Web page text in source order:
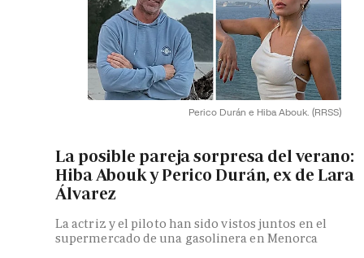
Perico Durán e Hiba Abouk. (RRSS)
La posible pareja sorpresa del verano:
Hiba Abouk y Perico Durán, ex de Lara
Álvarez
La actriz y el piloto han sido vistos juntos en el
supermercado de una gasolinera en Menorca